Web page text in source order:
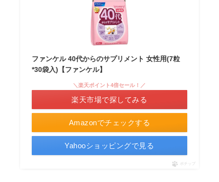
ファンケル 40代からのサプリメント 女性用(7粒
*30袋入)【ファンケル】
Amazonでチェックする
＼楽天ポイント4倍セール！／
楽天市場で探してみる
Yahooショッピングで見る
ポチップ